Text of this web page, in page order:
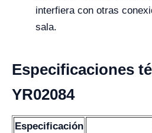
interfiera con otras
sala.
Especificaciones
YR02084
Especificación